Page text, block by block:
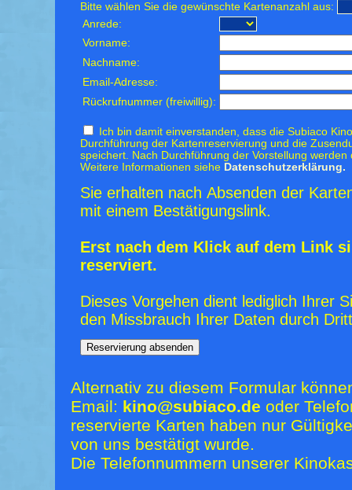
Bitte wählen Sie die gewünschte Kartenanzahl aus:
Anrede:
Vorname:
Nachname:
Email-Adresse:
Rückrufnummer (freiwillig):
Ich bin damit einverstanden, dass die Subiaco
Durchführung der Kartenreservierung und die
speichert. Nach Durchführung der Vorstellung
Weitere Informationen siehe Datenschutzerklärung.
Sie erhalten nach Absenden der
mit einem Bestätigungslink.
Erst nach dem Klick auf dem Link
reserviert.
Dieses Vorgehen dient lediglich Ihrer
den Missbrauch Ihrer Daten durch
Alternativ zu diesem Formular
Email: kino@subiaco.de oder
reservierte Karten haben nur
von uns bestätigt wurde.
Die Telefonnummern unserer